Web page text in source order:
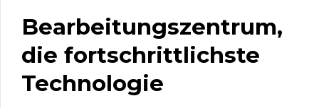
Bearbeitungszentrum,
die fortschrittlichste
Technologie